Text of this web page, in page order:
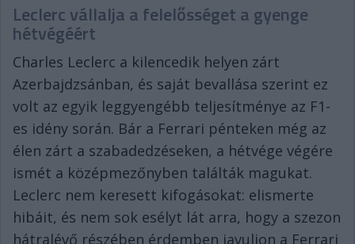
Leclerc vállalja a felelősséget a gyenge
hétvégéért
Charles Leclerc a kilencedik helyen zárt
Azerbajdzsánban, és saját bevallása szerint ez
volt az egyik leggyengébb teljesítménye az F1-
es idény során. Bár a Ferrari pénteken még az
élen zárt a szabadedzéseken, a hétvége végére
ismét a középmezőnyben találták magukat.
Leclerc nem keresett kifogásokat: elismerte
hibáit, és nem sok esélyt lát arra, hogy a szezon
hátralévő részében érdemben javuljon a Ferrari